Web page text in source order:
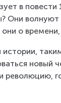
в
Они
о
новый